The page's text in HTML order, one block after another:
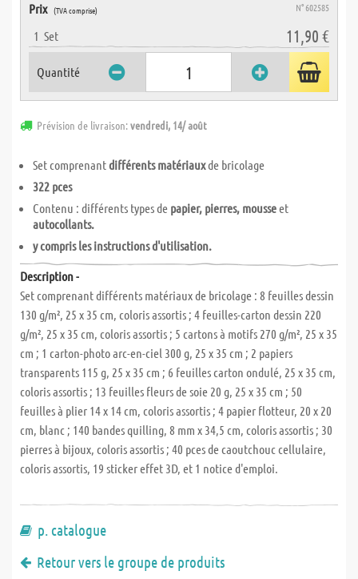
Prix (TVA comprise) N° 602585
1 Set 11,90 €
Quantité
Prévision de livraison:vendredi, 14/ août
Set comprenantdifférents matériauxde bricolage
322 pces
Contenu : différents types de papier, pierres, mousseet
autocollants.
y compris les instructions d'utilisation.
Description -
Set comprenant différents matériaux de bricolage : 8 feuilles dessin
130 g/m², 25 x 35 cm, coloris assortis ; 4 feuilles-carton dessin 220
g/m², 25 x 35 cm, coloris assortis ; 5 cartons à motifs 270 g/m², 25 x 35
cm ; 1 carton-photo arc-en-ciel 300 g, 25 x 35 cm ; 2 papiers
transparents 115 g, 25 x 35 cm ; 6 feuilles carton ondulé, 25 x 35 cm,
coloris assortis ; 13 feuilles fleurs de soie 20 g, 25 x 35 cm ; 50
feuilles à plier 14 x 14 cm, coloris assortis ; 4 papier flotteur, 20 x 20
cm, blanc ; 140 bandes quilling, 8 mm x 34,5 cm, coloris assortis ; 30
pierres à bijoux, coloris assortis ; 40 pces de caoutchouc cellulaire,
coloris assortis, 19 sticker effet 3D, et 1 notice d'emploi.
p. catalogue
Retour vers le groupe de produits